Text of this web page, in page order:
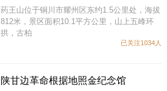
药王山位于铜川市耀州区东约1.5公里处，海拔
812米，景区面积10.1平方公里，山上五峰环
拱，古柏
已关注1034人
陕甘边革命根据地照金纪念馆